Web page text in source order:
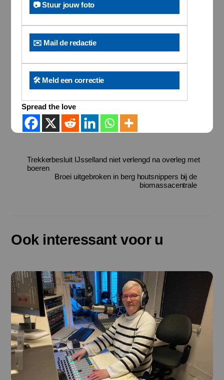
📷 Stuur jouw foto
✉️ Mail de redactie
🛠️ Meld een correctie
Spread the love
Trekkerbesluit IJsselland niet verlengd na overleg met
boeren
Broei uitgebroken in berg houtsnippers bij de
biomassacentrale
Ook interessant voor u